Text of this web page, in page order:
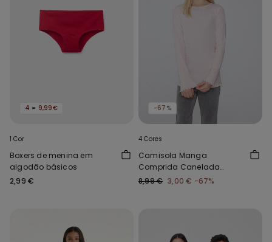
4 = 9,99€
1 Cor
Boxers de menina em
algodão básicos
2,99 €
-67%
4 Cores
Camisola Manga
Comprida Canelada
Acabamento em Onda
8,99 € 3,00 € -67%